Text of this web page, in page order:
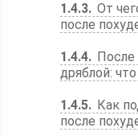
1.4.3 От
после
1.4.4
После
дряблой:
1.4.5
Как
после